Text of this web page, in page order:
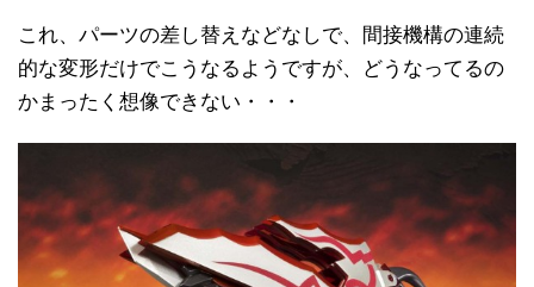
これ、パーツの差し替えなどなしで、間接機構の連続
的な変形だけでこうなるようですが、どうなってるの
かまったく想像できない・・・